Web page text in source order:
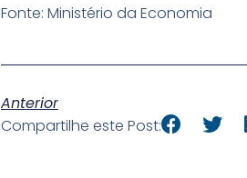
Fonte: Ministério da Economia
Anterior
Compartilhe este Post: